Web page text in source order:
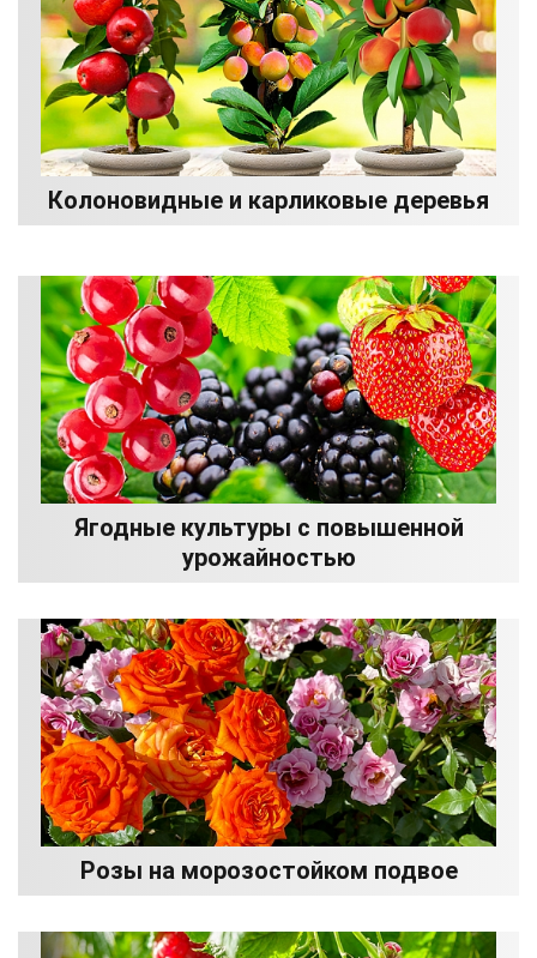
Колоновидные и карликовые деревья
Ягодные культуры с повышенной
урожайностью
Розы на морозостойком подвое